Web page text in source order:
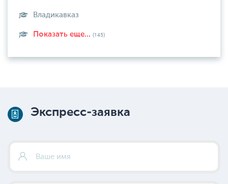
Владикавказ
Показать еще... (145)
Экспресс-заявка